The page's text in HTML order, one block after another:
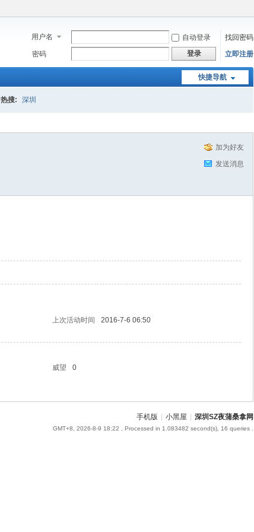
用户名 自动登录
找回密码
密码
登录 立即注册
快捷导航
热搜: 深圳
加为好友
发送消息
上次活动时间
2016-7-6 06:50
威望
0
手机版 小黑屋 深圳SZ夜蒲桑拿网
GMT+8, 2026-8-9 18:22 , Processed in 1.083482 second(s), 16 queries .